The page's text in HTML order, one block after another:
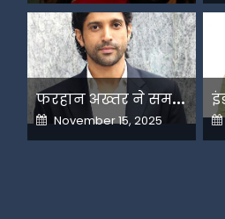
फ
रहान अख्तर ने समझाया देशभक्ति और अंधभक्ति का फर्क
Posted
on
November 15, 2025